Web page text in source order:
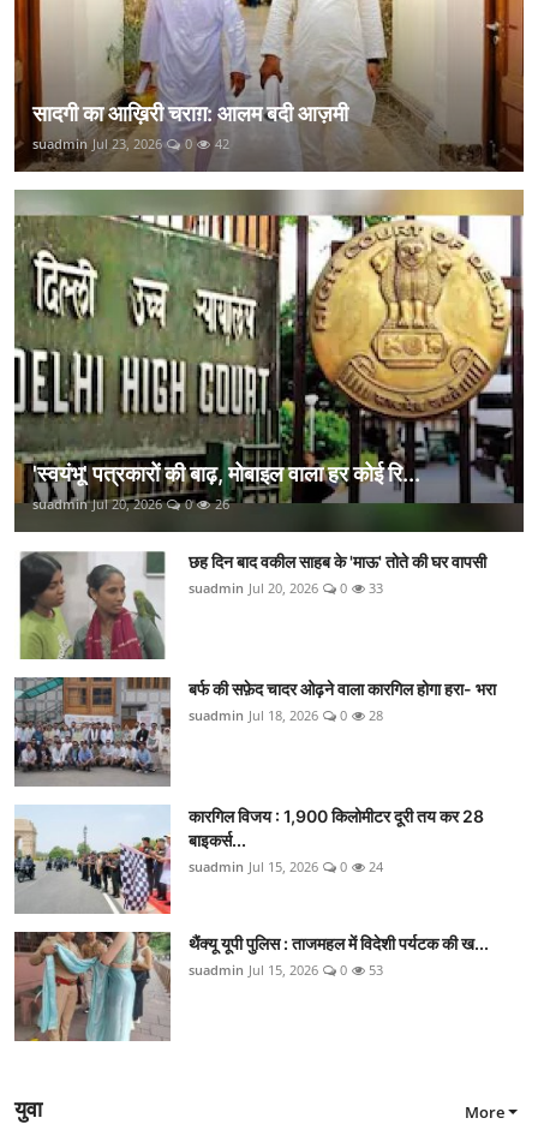
सादगी का आख़िरी चराग़: आलम बदी आज़मी
suadmin Jul 23, 2026 0 42
'स्वयंभू' पत्रकारों की बाढ़, मोबाइल वाला हर कोई रि...
suadmin Jul 20, 2026 0 26
छह दिन बाद वकील साहब के 'माऊ' तोते की घर वापसी
suadmin Jul 20, 2026 0 33
बर्फ की सफ़ेद चादर ओढ़ने वाला कारगिल होगा हरा- भरा
suadmin Jul 18, 2026 0 28
कारगिल विजय : 1,900 किलोमीटर दूरी तय कर 28
बाइकर्स...
suadmin Jul 15, 2026 0 24
थैंक्यू यूपी पुलिस : ताजमहल में विदेशी पर्यटक की ख...
suadmin Jul 15, 2026 0 53
युवा More